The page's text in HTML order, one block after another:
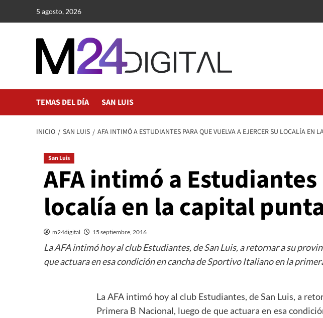
5 agosto, 2026
TEMAS DEL DÍA SAN LUIS
INICIO SAN LUIS AFA INTIMÓ A ESTUDIANTES PARA QUE VUELVA A EJERCER SU LOCALÍA EN
San Luis
AFA intimó a
localía en la capital
m24digital 15 septiembre, 2016
La AFA intimó hoy al club Estudiantes, de San Luis, a retornar a su
que actuara en esa condición en cancha de Sportivo Italiano en la
La AFA intimó hoy al club Estudiantes, de San Luis, a
Primera B Nacional, luego de que actuara en esa